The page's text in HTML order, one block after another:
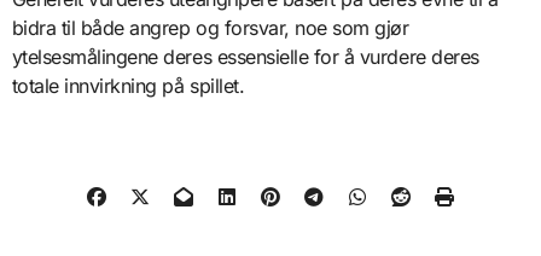
bidra til både angrep og forsvar, noe som gjør
ytelsesmålingene deres essensielle for å vurdere deres
totale innvirkning på spillet.